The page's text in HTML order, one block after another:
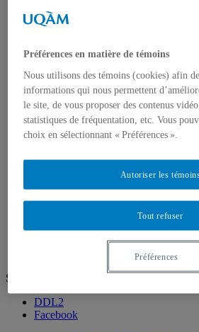
Corps professoral
Professeurs
Professeurs associés
Unités de recherche
Axes de recherche
Publications
Mémoires et thèses
Services facultaires
Bibliothèque des sciences de
Centre de services
Clinique carrière
Laboratoires informatiques
La didactique des langues à
Suivez-nous
DDL2
Facebook
Préférences en matière de témoins
Nous utilisons des témoins (cookies) afin
informations qui nous permettent
le site, de vous proposer des contenus
statistiques de fréquentation, etc. Vous
choix en sélectionnant « Préférences ».
Tout refuser
Autoriser les
Préférences